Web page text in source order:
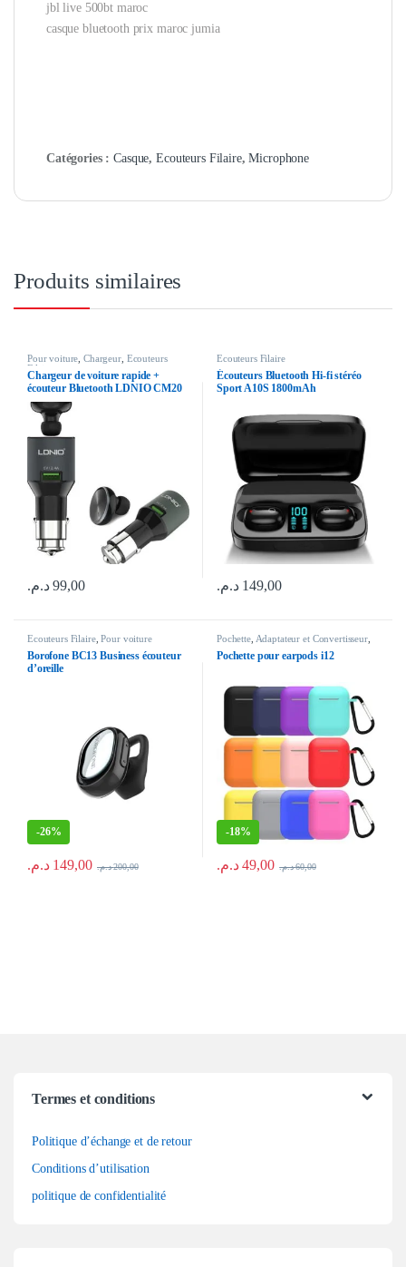
jbl live 500bt maroc
casque bluetooth prix maroc jumia
Catégories :Casque,Ecouteurs Filaire,Microphone
Produits similaires
Pour voiture,Chargeur, Ecouteurs
Filaire
Chargeur de voiture rapide +
écouteur Bluetooth LDNIO CM20
99,00 د.م.
Ecouteurs Filaire
Écouteurs Bluetooth Hi-fi stéréo
Sport A10S 1800mAh
149,00 د.م.
Ecouteurs Filaire,Pour voiture
Borofone BC13 Business écouteur
d’oreille
-26%
149,00 د.م. 200,00 د.م.
Pochette, Adaptateur et Convertisseur,
Pochette pour earpods i12
-18%
49,00 د.م. 60,00 د.م.
Termes et conditions
Politique d’échange et de retour
Conditions d’utilisation
politique de confidentialité